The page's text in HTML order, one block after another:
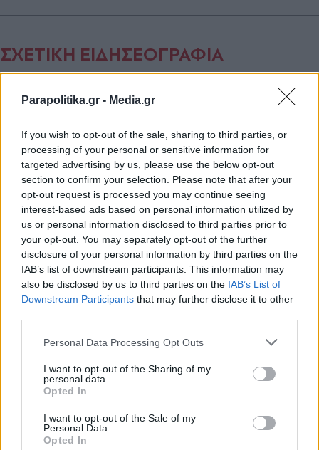
Parapolitika.gr - Media.gr
If you wish to opt-out of the sale, sharing to third parties, or
processing of your personal or sensitive information for
targeted advertising by us, please use the below opt-out
section to confirm your selection. Please note that after your
opt-out request is processed you may continue seeing
interest-based ads based on personal information utilized by
us or personal information disclosed to third parties prior to
your opt-out. You may separately opt-out of the further
disclosure of your personal information by third parties on the
IAB’s list of downstream participants. This information may
also be disclosed by us to third parties on the IAB’s List of
Downstream Participants that may further disclose it to other
Personal Data Processing Opt Outs
I want to opt-out of the Sharing of my
personal data.
Opted In
I want to opt-out of the Sale of my
Personal Data.
Opted In
ΣΧΕΤΙΚΗ ΕΙΔΗΣΕΟΓΡΑΦΙΑ
Εγγραφή στο newsletter
Αποδέχομαι τους
και την πολιτική απορρήτου